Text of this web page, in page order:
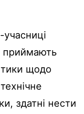
приймають
щодо
здатні нести